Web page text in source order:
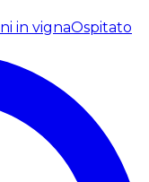
in vignaOspitato